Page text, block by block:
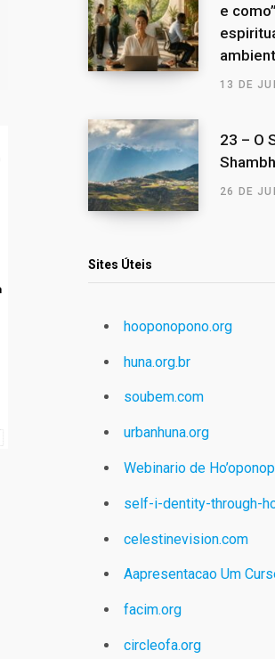
e
13 DE
23 – O
26 DE
Sites Úteis
hooponopono.org
huna.org.br
soubem.com
urbanhuna.org
Webinario de
self-i-dentity-through-
celestinevision.com
Aapresentacao Um
facim.org
circleofa.org